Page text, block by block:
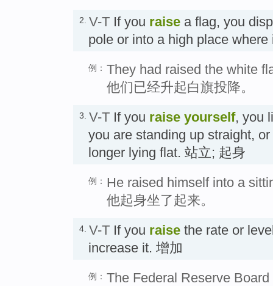
2. V-T If you raise a flag, you
pole or into a high place
例： They had raised the white
他们已经升起白旗投降。
3. V-T If you raise yourself, you
you are standing up straight,
longer lying flat. 站立; 起身
例： He raised himself into a
他起身坐了起来。
4. V-T If you raise the rate or
increase it. 增加
例： The Federal Reserve